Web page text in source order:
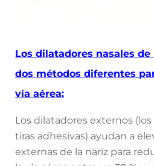
Los dilatadores nasales
dos métodos diferentes
vía aérea:
Los dilatadores externos
tiras adhesivas) ayudan a
externas de la nariz para